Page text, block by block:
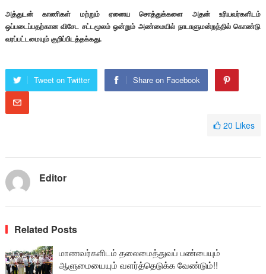
அத்துடன் காணிகள் மற்றும் ஏனைய சொத்துக்களை அதன் உரியவர்களிடம்
ஒப்படைப்பதற்கான விசேட சட்டமூலம் ஒன்றும் அண்மையில் நாடாளுமன்றத்தில் கொண்டு
வரப்பட்டமையும் குறிப்பிடத்தக்கது.
Tweet on Twitter Share on Facebook
20 Likes
Editor
Related Posts
மாணவர்களிடம் தலைமைத்துவப் பண்பையும்
ஆளுமையையும் வளர்த்தெடுக்க வேண்டும்!!